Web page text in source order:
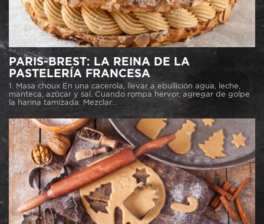
PARIS-BREST: LA REINA DE LA
PASTELERÍA FRANCESA
1. Masa choux En una cacerola, llevar a ebullición agua, leche,
manteca, azúcar y sal. Cuando rompa hervor, agregar de golpe
la harina tamizada. Mezclar...